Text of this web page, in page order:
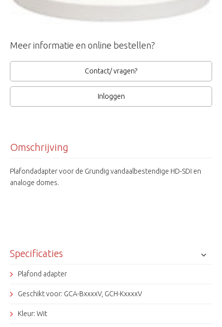
Meer informatie en online bestellen?
Contact/ vragen?
Inloggen
Omschrijving
Plafondadapter voor de Grundig vandaalbestendige HD-SDI en
analoge domes.
Specificaties
Plafond adapter
Geschikt voor: GCA-BxxxxV, GCH-KxxxxV
Kleur: Wit